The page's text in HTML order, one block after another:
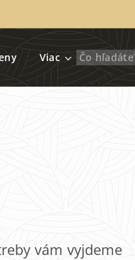
Viac
vám vyjdeme